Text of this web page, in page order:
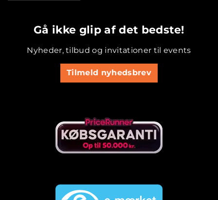
Gå ikke glip af det bedste!
Nyheder, tilbud og invitationer til events
Tilmeld nyhedsbrev